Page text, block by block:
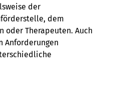
der
dem
oder Therapeuten. Auch
Anforderungen